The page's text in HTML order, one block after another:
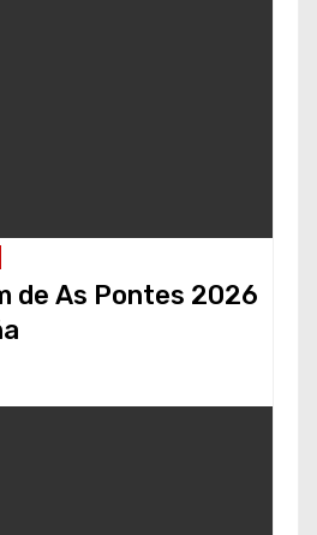
de As Pontes 2026